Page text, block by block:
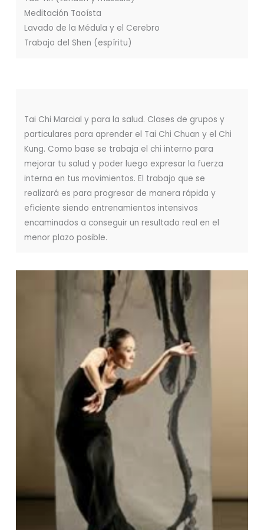
Meditación Taoísta
Lavado de la Médula y el Cerebro
Trabajo del Shen (espíritu)
Tai Chi Marcial y para la salud. Clases de grupos y
particulares para aprender el Tai Chi Chuan y el Chi
Kung. Como base se trabaja el chi interno para
mejorar tu salud y poder luego expresar la fuerza
interna en tus movimientos. El trabajo que se
realizará es para progresar de manera rápida y
eficiente siendo entrenamientos intensivos
encaminados a conseguir un resultado real en el
menor plazo posible.